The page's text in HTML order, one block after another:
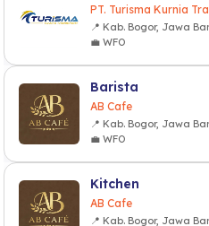
PT. Turisma Kurnia
📍 Kab. Bogor, Jawa
💼 WFO
Barista
AB Cafe
📍 Kab. Bogor, Jawa
💼 WFO
Kitchen
AB Cafe
📍 Kab. Bogor, Jawa